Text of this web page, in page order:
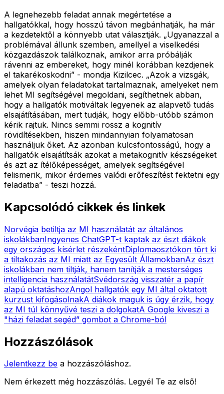
A legnehezebb feladat annak megértetése a
hallgatókkal, hogy hosszú távon megbánhatják, ha már
a kezdetektől a könnyebb utat választják. „Ugyanazzal a
problémával állunk szemben, amellyel a viselkedési
közgazdászok találkoznak, amikor arra próbálják
rávenni az embereket, hogy minél korábban kezdjenek
el takarékoskodni” - mondja Kizilcec. „Azok a vizsgák,
amelyek olyan feladatokat tartalmaznak, amelyeket nem
lehet MI segítségével megoldani, segíthetnek abban,
hogy a hallgatók motiváltak legyenek az alapvető tudás
elsajátításában, mert tudják, hogy előbb-utóbb számon
kérik rajtuk. Nincs semmi rossz a kognitív
rövidítésekben, hiszen mindannyian folyamatosan
használjuk őket. Az azonban kulcsfontosságú, hogy a
hallgatók elsajátítsák azokat a metakognitív készségeket
és azt az ítélőképességet, amelyek segítségével
felismerik, mikor érdemes valódi erőfeszítést fektetni egy
feladatba” - teszi hozzá.
Kapcsolódó cikkek és linkek
Norvégia betiltja az MI használatát az általános
iskolákbanIngyenes ChatGPT-t kaptak az észt diákok
egy országos kísérlet részekéntDiplomaosztókon tört ki
a tiltakozás az MI miatt az Egyesült ÁllamokbanAz észt
iskolákban nem tiltják, hanem tanítják a mesterséges
intelligencia használatátSvédország visszatér a papír
alapú oktatáshozAngol hallgatók egy MI által oktatott
kurzust kifogásolnakA diákok maguk is úgy érzik, hogy
az MI túl könnyűvé teszi a dolgokatA Google kiveszi a
"házi feladat segéd” gombot a Chrome-ból
Hozzászólások
Jelentkezz be a hozzászóláshoz.
Nem érkezett még hozzászólás. Legyél Te az első!